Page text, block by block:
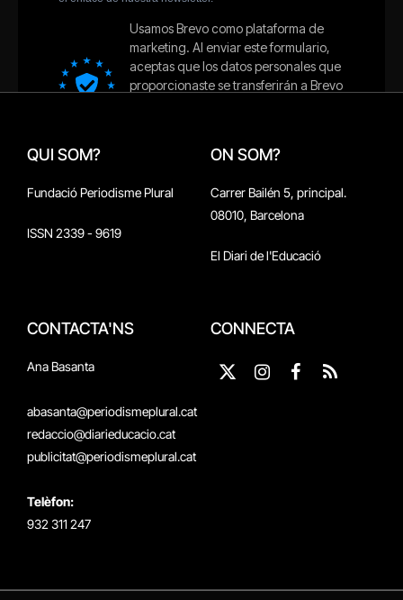
QUI SOM?
Fundació Periodisme Plural
ISSN 2339 - 9619
ON SOM?
Carrer Bailén 5, principal.
08010, Barcelona
El Diari de l'Educació
CONTACTA'NS
Ana Basanta
abasanta@periodismeplural.cat
redaccio@diarieducacio.cat
publicitat@periodismeplural.cat
Telèfon:
932 311 247
CONNECTA
X
Instagram
Facebook
RSS